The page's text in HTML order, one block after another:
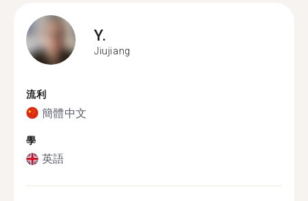
Y.
Jiujiang
流利
簡體中文
學
英語